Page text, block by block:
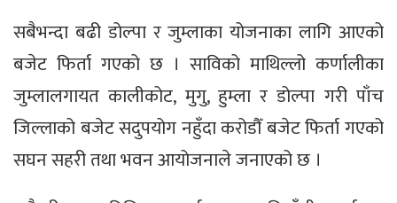
सबैभन्दा बढी डोल्पा र जुम्लाका योजनाका लागि आएको
बजेट फिर्ता गएको छ । साविको माथिल्लो कर्णालीका
जुम्लालगायत कालीकोट, मुगु, हुम्ला र डोल्पा गरी पाँच
जिल्लाको बजेट सदुपयोग नहुँदा करोडौँ बजेट फिर्ता गएको
सघन सहरी तथा भवन आयोजनाले जनाएको छ ।